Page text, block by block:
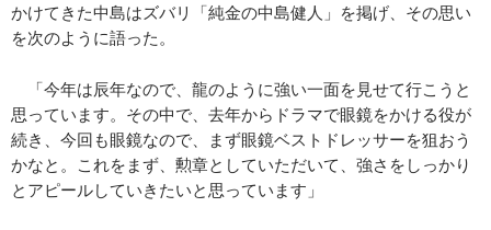
かけてきた中島はズバリ「純金の中島健人」を掲げ、その思い
を次のように語った。
「今年は辰年なので、龍のように強い一面を見せて行こうと
思っています。その中で、去年からドラマで眼鏡をかける役が
続き、今回も眼鏡なので、まず眼鏡ベストドレッサーを狙おう
かなと。これをまず、勲章としていただいて、強さをしっかり
とアピールしていきたいと思っています」